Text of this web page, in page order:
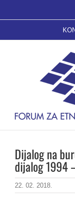
Dijalog na
dijalog 1994
22. 02. 2018.